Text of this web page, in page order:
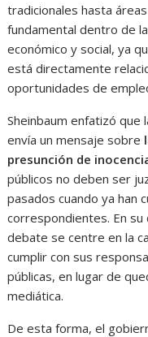
tradicionales hasta
fundamental dentro de
económico y social, ya
está directamente
oportunidades de
Sheinbaum enfatizó que
envía un mensaje sobre
presunción de
públicos no deben ser
pasados cuando ya han
correspondientes. En
debate se centre en la
cumplir con sus
públicas, en lugar de
mediática.
De esta forma, el